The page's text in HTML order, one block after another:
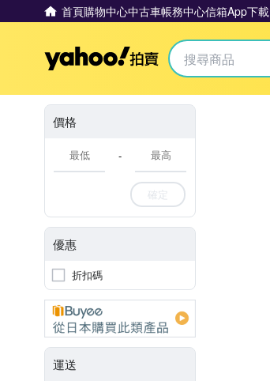
首頁購物中心中古車帳務中心信箱App下載
Yahoo拍賣
價格
-
確定
優惠
折扣碼
運送